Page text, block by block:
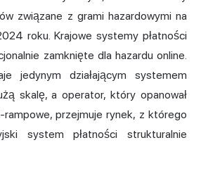
związane z grami hazardowymi na
roku. Krajowe systemy płatności
zamknięte dla hazardu online.
jedynym działającym systemem
skalę, a operator, który opanował
przejmuje rynek, z którego
system płatności strukturalnie